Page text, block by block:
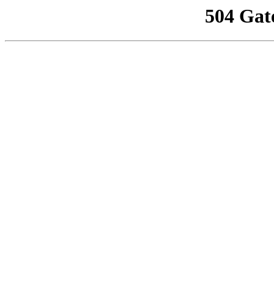
504